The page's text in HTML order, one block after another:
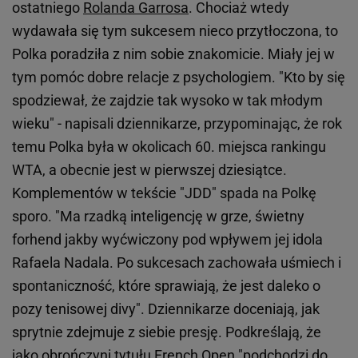
ostatniego Rolanda Garrosa. Chociaż wtedy
wydawała się tym sukcesem nieco przytłoczona, to
Polka poradziła z nim sobie znakomicie. Miały jej w
tym pomóc dobre relacje z psychologiem. "Kto by się
spodziewał, że zajdzie tak wysoko w tak młodym
wieku" - napisali dziennikarze, przypominając, że rok
temu Polka była w okolicach 60. miejsca rankingu
WTA, a obecnie jest w pierwszej dziesiątce.
Komplementów w tekście "JDD" spada na Polkę
sporo. "Ma rzadką inteligencję w grze, świetny
forhend jakby wyćwiczony pod wpływem jej idola
Rafaela Nadala. Po sukcesach zachowała uśmiech i
spontaniczność, które sprawiają, że jest daleko o
pozy tenisowej divy". Dziennikarze doceniają, jak
sprytnie zdejmuje z siebie presję. Podkreślają, że